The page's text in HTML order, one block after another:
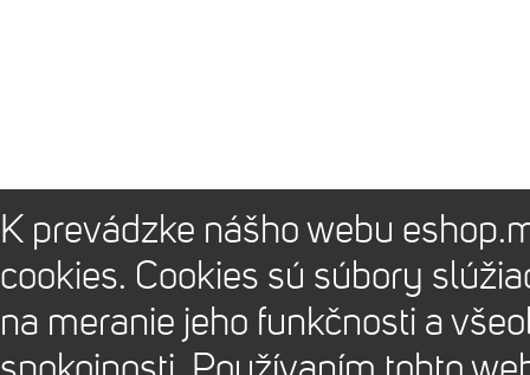
K prevádzke nášho webu
cookies. Cookies sú súbory
na meranie jeho funkčnosti a